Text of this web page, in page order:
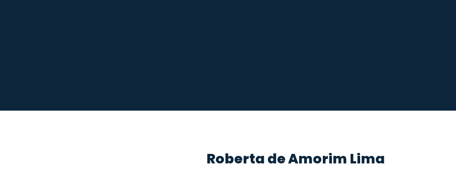
Roberta de Amorim Lima